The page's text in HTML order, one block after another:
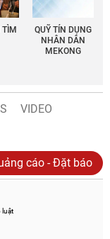
TÌM
QUỸ TÍN DỤNG
NHÂN DÂN
MEKONG
VIDEO
cáo - Đặt báo
luật